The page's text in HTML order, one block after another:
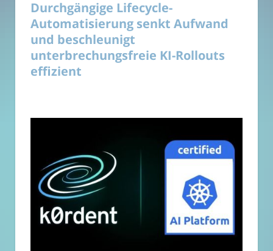
Durchgängige Lifecycle-
Automatisierung senkt Aufwand
und beschleunigt
unterbrechungsfreie KI-Rollouts
effizient